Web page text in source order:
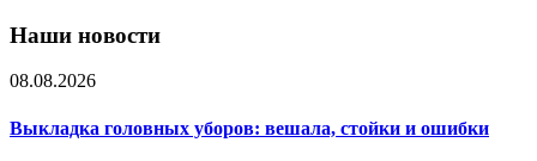
Наши новости
08.08.2026
Выкладка головных уборов: вешала, стойки и ошибки